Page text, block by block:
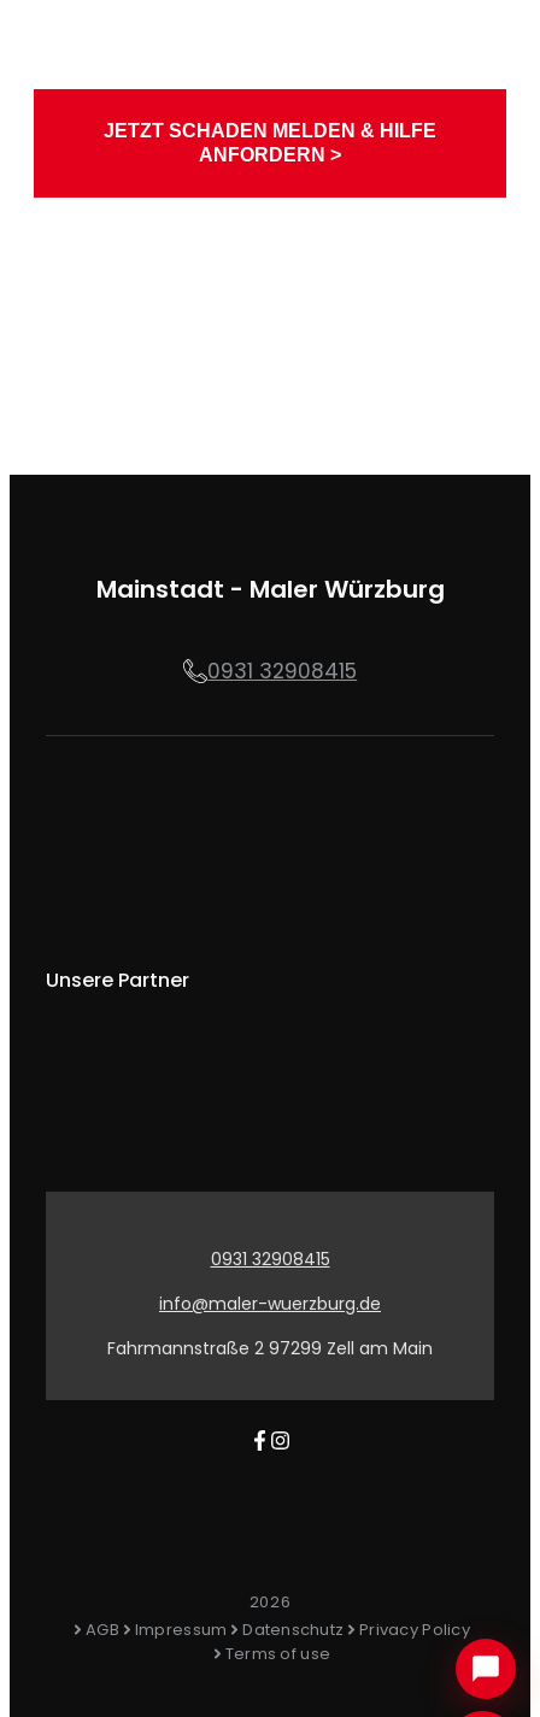
JETZT SCHADEN MELDEN & HILFE
ANFORDERN >
Mainstadt - Maler Würzburg
0931 32908415
Unsere Partner
0931 32908415
info@maler-wuerzburg.de
Fahrmannstraße 2 97299 Zell am Main
2026
AGB
Impressum Datenschutz
Privacy Policy
Terms of use